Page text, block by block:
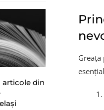
articole din
Greața